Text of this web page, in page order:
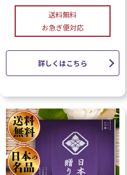
送料無料
お急ぎ便対応
詳しくはこちら